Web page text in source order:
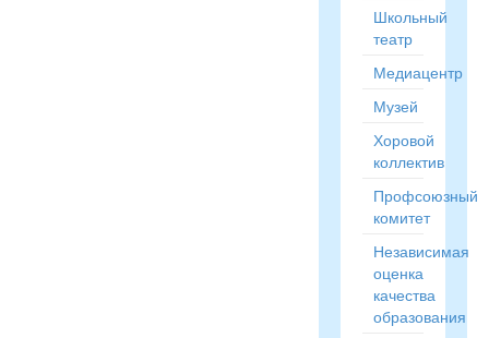
Школьный
театр
Медиацентр
Музей
Хоровой
коллектив
Профсоюзный
комитет
Независимая
оценка
качества
образования